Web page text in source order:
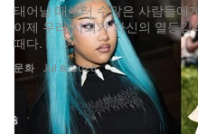
문화
태어날 때부터 수많은 사람들에
이제 우리 사회가 자신의 열등
때다.
Jul 8, 2026